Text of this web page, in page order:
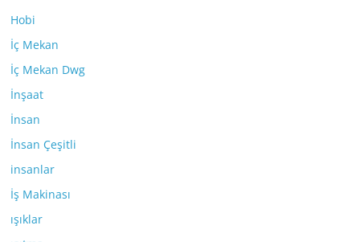
Hobi
İç Mekan
İç Mekan Dwg
İnşaat
İnsan
İnsan Çeşitli
insanlar
İş Makinası
ışıklar